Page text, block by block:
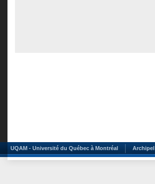
UQAM - Université du Québec à Montréal Archipel